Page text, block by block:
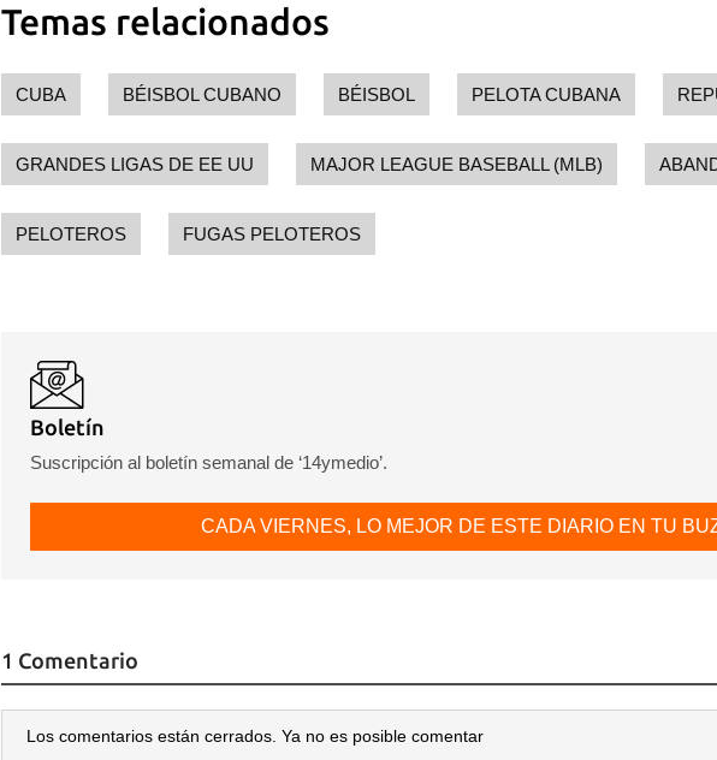
Temas relacionados
CUBA BÉISBOL CUBANO BÉISBOL PELOTA CUBANA
GRANDES LIGAS DE EE UU MAJOR LEAGUE BASEBALL (MLB)
PELOTEROS FUGAS PELOTEROS
Boletín
Suscripción al boletín semanal de ‘14ymedio’.
CADA VIERNES, LO MEJOR DE ESTE DIARIO EN TU
1 Comentario
Los comentarios están cerrados. Ya no es posible comentar